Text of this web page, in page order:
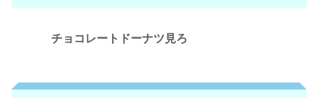
チョコレートドーナツ見ろ